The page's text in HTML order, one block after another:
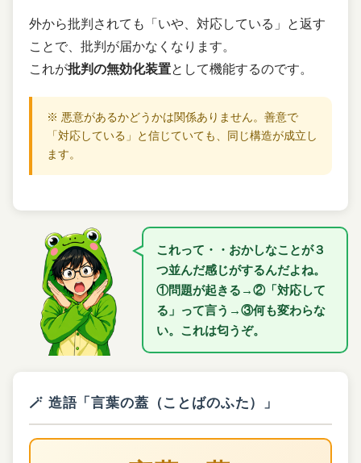
外から批判されても「いや、対応している」と返す
ことで、批判が届かなくなります。
これが批判の無効化装置として機能するのです。
※ 悪意があるかどうかは関係ありません。善意で
「対応している」と信じていても、同じ構造が成立し
ます。
これって・・おかしなことが３
つ並んだ感じがするんだよね。
①問題が起きる→②「対応して
る」って言う→③何も変わらな
い。これは匂うぞ。
🪄 造語「言葉の蓋（ことばのふた）」